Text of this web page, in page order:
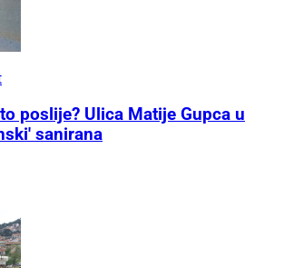
poslije? Ulica Matije Gupca u
sanirana